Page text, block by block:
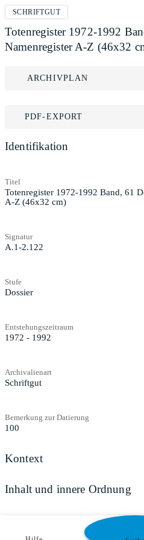
SCHRIFTGUT
Totenregister 1972-1992
Namenregister A-Z (46x32
ARCHIVPLAN
PDF-EXPORT
Identifikation
Titel
Totenregister 1972-1992 Band, 61
A-Z (46x32 cm)
Signatur
A.1-2.122
Stufe
Dossier
Entstehungszeitraum
1972 - 1992
Archivalienart
Schriftgut
Bemerkung zur Datierung
100
Kontext
Inhalt und innere Ordnung
Zugangs- und